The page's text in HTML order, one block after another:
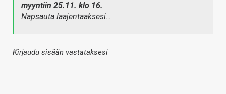
myyntiin 25.11. klo 16.
Napsauta laajentaaksesi…
Kirjaudu sisään vastataksesi